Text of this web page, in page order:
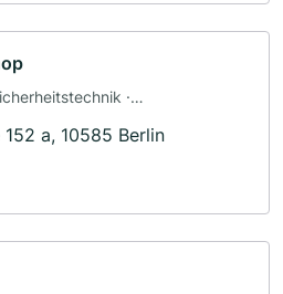
·
a, 10585 Berlin